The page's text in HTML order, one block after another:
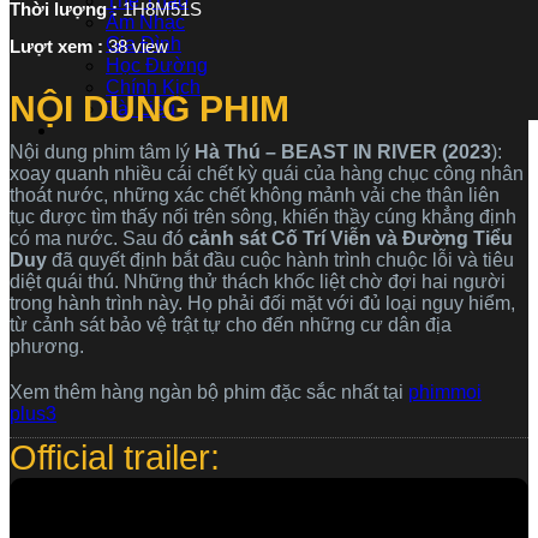
Âm Nhạc
Gia Đình
Học Đường
Chính Kịch
Tài Liệu
Thời lượng :1H8M51S
Lượt xem :38 view
NỘI DUNG PHIM
Nội dung phim tâm lý Hà Thú – BEAST IN RIVER (2023):
xoay quanh nhiều cái chết kỳ quái của hàng chục công nhân
thoát nước, những xác chết không mảnh vải che thân liên
tục được tìm thấy nổi trên sông, khiến thầy cúng khẳng định
có ma nước. Sau đó cảnh sát Cố Trí Viễn và Đường Tiểu
Duy đã quyết định bắt đầu cuộc hành trình chuộc lỗi và tiêu
diệt quái thú. Những thử thách khốc liệt chờ đợi hai người
trong hành trình này. Họ phải đối mặt với đủ loại nguy hiểm,
từ cảnh sát bảo vệ trật tự cho đến những cư dân địa
phương.
Xem thêm hàng ngàn bộ phim đặc sắc nhất tại phimmoi
plus3
Official trailer: